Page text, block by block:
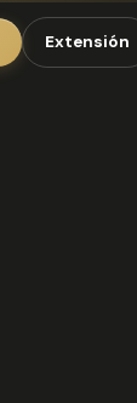
Extensión